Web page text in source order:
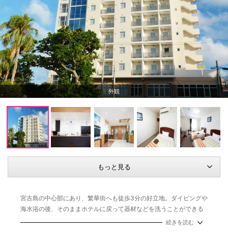
フロント
もっと見る
宮古島の中心部にあり、繁華街へも徒歩3分の好立地。ダイビングや
海水浴の後、そのままホテルに戻って器材などを洗うことができる
器材洗い場を設置。全客室に、洗濯機・冷蔵庫・レンジがあり、ダ
続きを読む